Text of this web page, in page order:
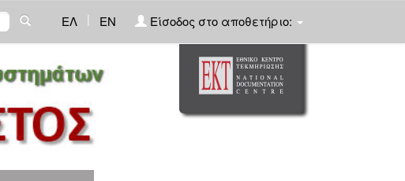
ΕΛ | EN Είσοδος στο αποθετήριο: